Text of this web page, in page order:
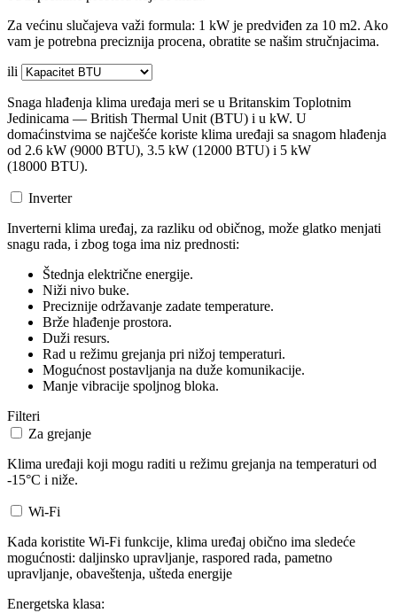
Za većinu slučajeva važi formula: 1 kW je predviđen za 10 m2. Ako
vam je potrebna preciznija procena, obratite se našim stručnjacima.
ili
Snaga hlađenja klima uređaja meri se u Britanskim Toplotnim
Jedinicama — British Thermal Unit (BTU) i u kW. U
domaćinstvima se najčešće koriste klima uređaji sa snagom hlađenja
od 2.6 kW (9000 BTU), 3.5 kW (12000 BTU) i 5 kW
(18000 BTU).
Inverter
Inverterni klima uređaj, za razliku od običnog, može glatko menjati
snagu rada, i zbog toga ima niz prednosti:
Štednja električne energije.
Niži nivo buke.
Preciznije održavanje zadate temperature.
Brže hlađenje prostora.
Duži resurs.
Rad u režimu grejanja pri nižoj temperaturi.
Mogućnost postavljanja na duže komunikacije.
Manje vibracije spoljnog bloka.
Filteri
Za grejanje
Klima uređaji koji mogu raditi u režimu grejanja na temperaturi od
-15°C i niže.
Wi-Fi
Kada koristite Wi-Fi funkcije, klima uređaj obično ima sledeće
mogućnosti: daljinsko upravljanje, raspored rada, pametno
upravljanje, obaveštenja, ušteda energije
Energetska klasa: